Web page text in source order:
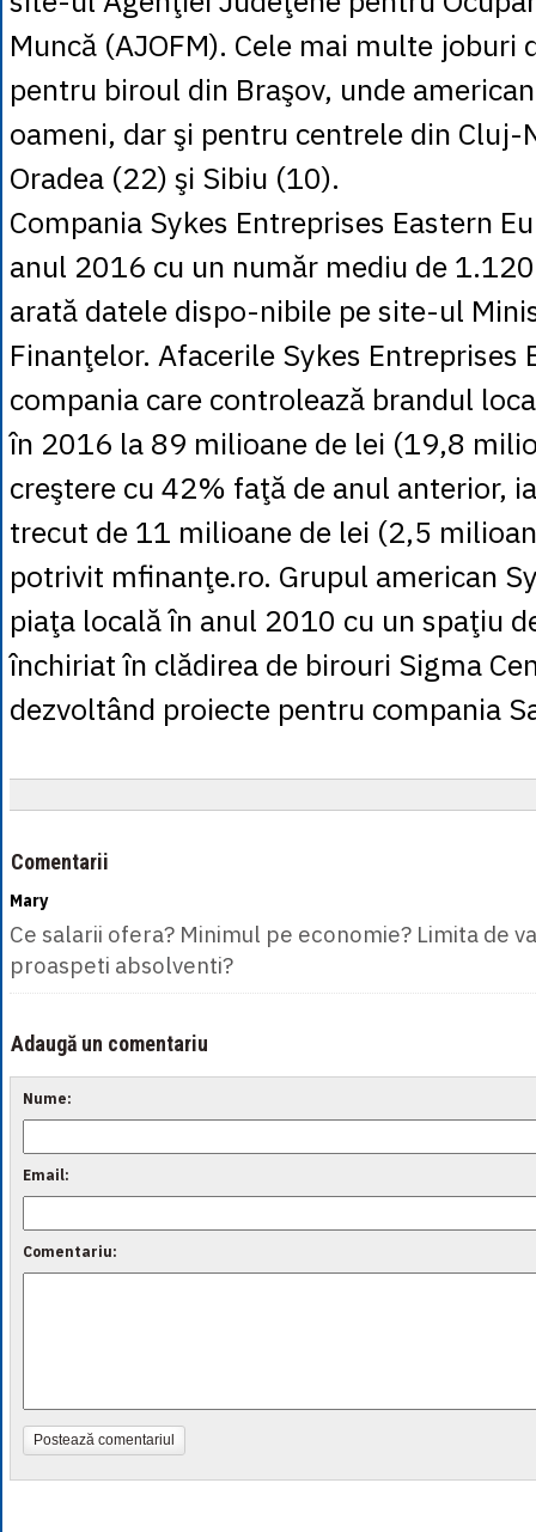
Muncă (AJOFM). Cele mai multe joburi
pentru biroul din Braşov, unde
oameni, dar şi pentru centrele din Cluj-
Oradea (22) şi Sibiu (10).
Compania Sykes Entreprises Eastern
anul 2016 cu un număr mediu de
arată datele dispo-nibile pe site-ul
Finanţelor. Afacerile Sykes Entreprises
compania care controlează brandul
în 2016 la 89 milioane de lei (19,8
creştere cu 42% faţă de anul anterior,
trecut de 11 milioane de lei (2,5
potrivit mfinanţe.ro. Grupul american
piaţa locală în anul 2010 cu un spaţiu
închiriat în clădirea de birouri Sigma
dezvoltând proiecte pentru compania
Comentarii
Mary
Ce salarii ofera? Minimul pe economie? Limita de
proaspeti absolventi?
Adaugă un comentariu
Nume:
Email:
Comentariu:
Postează comentariul